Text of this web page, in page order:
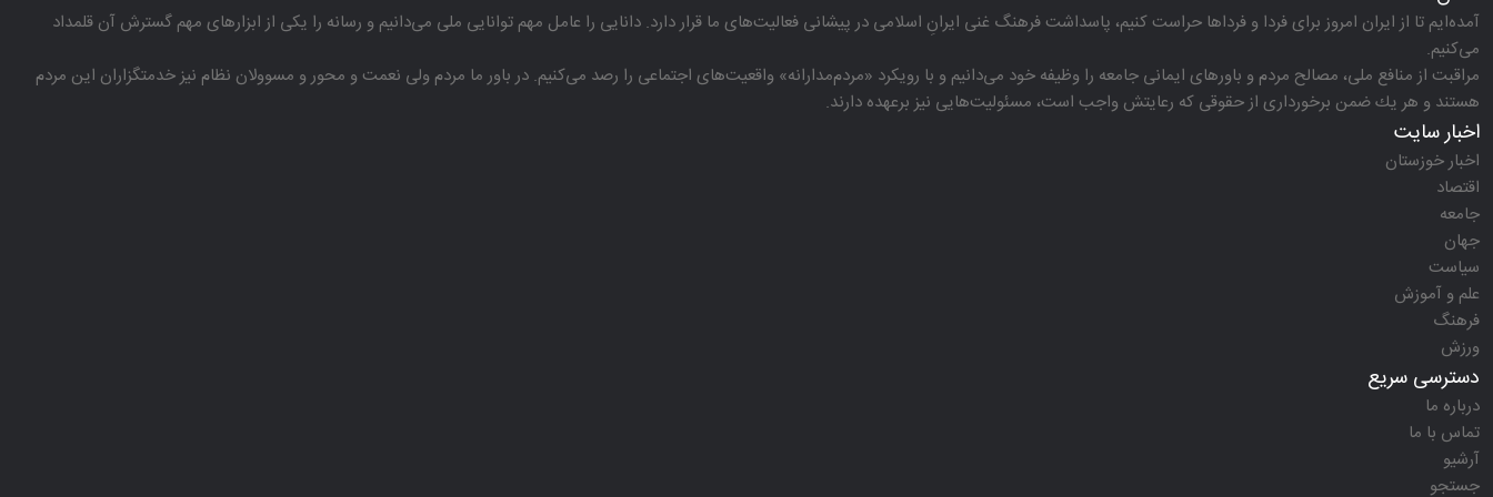
آمده‌ایم تا از ایران امروز برای فردا و فرداها حراست كنیم، پاسداشت فرهنگ غنی ایرانِ اسلامی در پیشانی فعالیت‌های ما قرار دارد. دانایی را عامل مهم توانایی ملی می‌دانیم و رسانه را یكی از ابزارهای مهم گسترش آن قلمداد
می‌كنیم.
مراقبت از منافع ملی، مصالح مردم و باورهای ایمانی جامعه را وظیفه خود می‌دانیم و با رویكرد «مردم‌مدارانه‌» واقعیت‌های اجتماعی را رصد می‌كنیم. در باور ما مردم ولی نعمت و محور و مسوولان نظام نیز خدمتگزاران این مردم
هستند و هر یك ضمن برخورداری از حقوقی كه رعایتش واجب است، مسئولیت‌هایی نیز برعهده دارند.
اخبار سایت
اخبار خوزستان
اقتصاد
جامعه
جهان
سیاست
علم و آموزش
فرهنگ
ورزش
دسترسی سریع
درباره ما
تماس با ما
آرشیو
جستجو